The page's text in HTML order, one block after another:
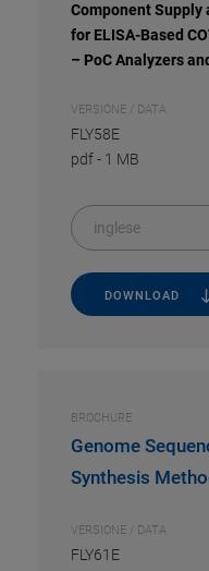
Component
for ELISA-Based
– PoC Analyzers
VERSIONE / DATA
FLY58E
pdf- 1 MB
inglese
DOWNLOAD
BROCHURE
Genome
Synthesis
VERSIONE / DATA
FLY61E